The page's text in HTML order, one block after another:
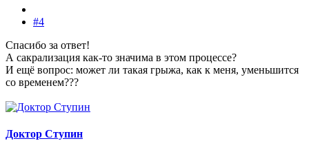
#4
Спасибо за ответ!
А сакрализация как-то значима в этом процессе?
И ещё вопрос: может ли такая грыжа, как к меня, уменьшится
со временем???
Доктор Ступин